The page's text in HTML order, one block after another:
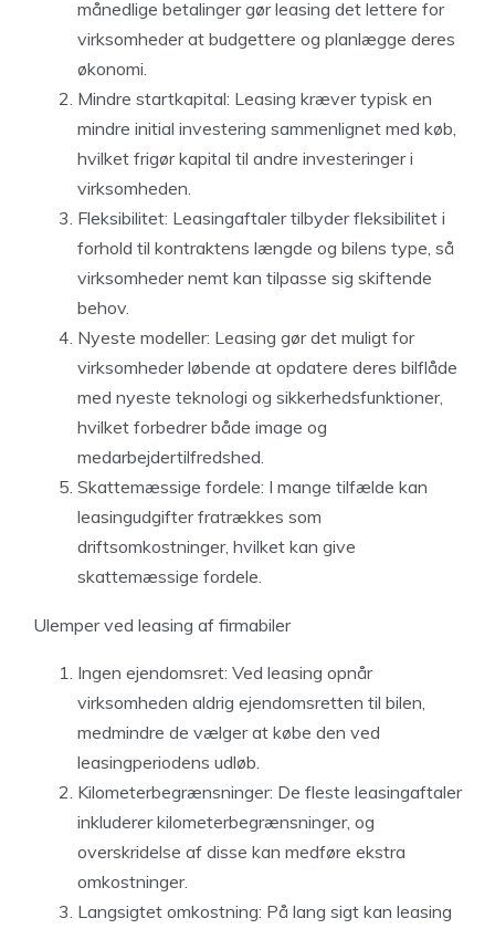
månedlige betalinger gør leasing det lettere for
virksomheder at budgettere og planlægge deres
økonomi.
Mindre startkapital: Leasing kræver typisk en
mindre initial investering sammenlignet med køb,
hvilket frigør kapital til andre investeringer i
virksomheden.
Fleksibilitet: Leasingaftaler tilbyder fleksibilitet i
forhold til kontraktens længde og bilens type, så
virksomheder nemt kan tilpasse sig skiftende
behov.
Nyeste modeller: Leasing gør det muligt for
virksomheder løbende at opdatere deres bilflåde
med nyeste teknologi og sikkerhedsfunktioner,
hvilket forbedrer både image og
medarbejdertilfredshed.
Skattemæssige fordele: I mange tilfælde kan
leasingudgifter fratrækkes som
driftsomkostninger, hvilket kan give
skattemæssige fordele.
Ulemper ved leasing af firmabiler
Ingen ejendomsret: Ved leasing opnår
virksomheden aldrig ejendomsretten til bilen,
medmindre de vælger at købe den ved
leasingperiodens udløb.
Kilometerbegrænsninger: De fleste leasingaftaler
inkluderer kilometerbegrænsninger, og
overskridelse af disse kan medføre ekstra
omkostninger.
Langsigtet omkostning: På lang sigt kan leasing